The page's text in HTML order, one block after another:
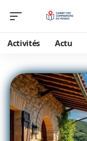
Activités Actu